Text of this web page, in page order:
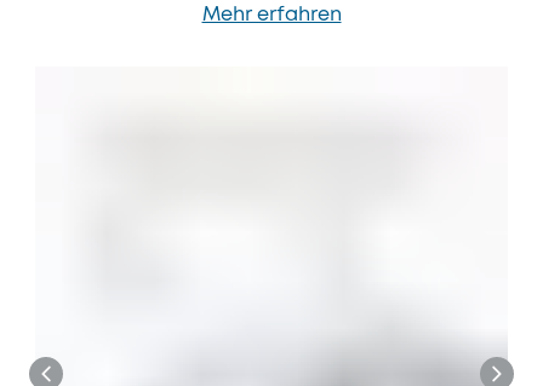
Mehr erfahren